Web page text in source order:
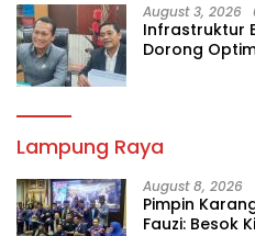
August 3, 2026
Infrastruktur
Dorong
Lampung Raya
August 8, 2026
Pimpin
Fauzi: Besok